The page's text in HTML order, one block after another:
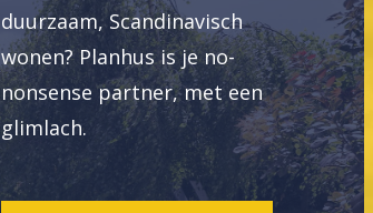
duurzaam, Scandinavisch
wonen? Planhus is je no-
nonsense partner, met een
glimlach.